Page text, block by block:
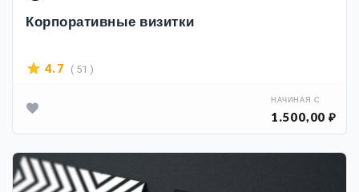
Корпоративные визитки
4.7 ( 51 )
НАЧИНАЯ С
1.500,00 ₽